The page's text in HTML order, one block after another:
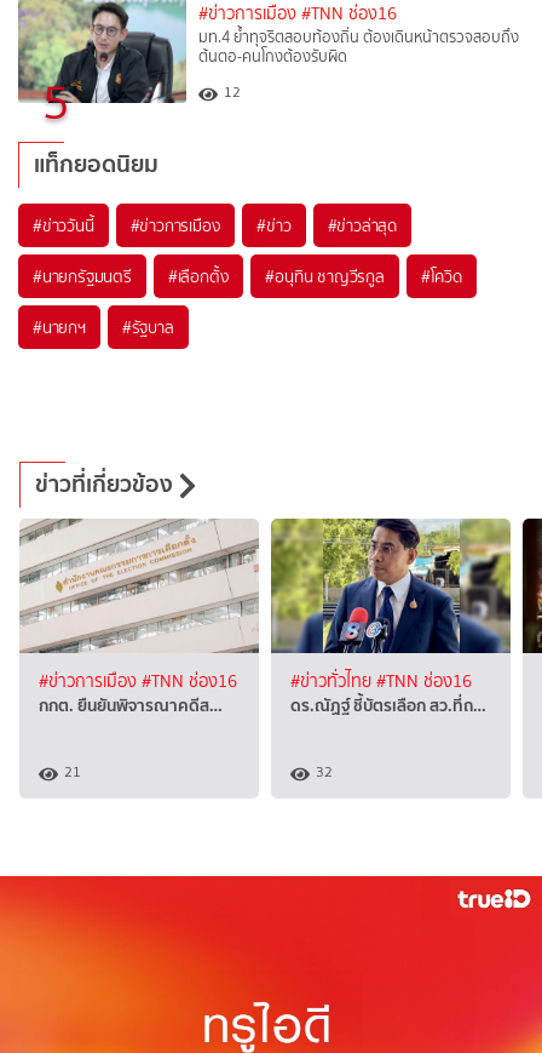
5
#ข่าวการเมือง #TNN ช่อง16
มท.4 ย้ำทุจริตสอบท้องถิ่น ต้องเดินหน้าตรวจสอบถึง
ต้นตอ-คนโกงต้องรับผิด
12
แท็กยอดนิยม
#ข่าววันนี้ #ข่าวการเมือง #ข่าว #ข่าวล่าสุด
#นายกรัฐมนตรี #เลือกตั้ง #อนุทิน ชาญวีรกูล #โควิด
#นายกฯ #รัฐบาล
ข่าวที่เกี่ยวข้อง
#ข่าวการเมือง#TNN ช่อง16
กกต. ยืนยันพิจารณาคดีส…
21
#ข่าวทั่วไทย#TNN ช่อง16
ดร.ณัฏฐ์ ชี้บัตรเลือก สว.ที่ถ…
32